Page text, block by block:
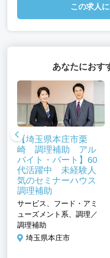
この求人
あなたにおす
【埼玉県本庄市栗
崎 調理補助 アル
バイト・パート】60
代活躍中 未経験人
気のセミナーハウス
調理補助
サービス、フード・アミ
ューズメント系、調理／
調理補助
埼玉県本庄市